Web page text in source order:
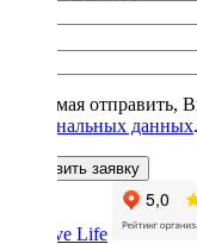
Нажимая отправить,
персональных данных.
Оставить заявку